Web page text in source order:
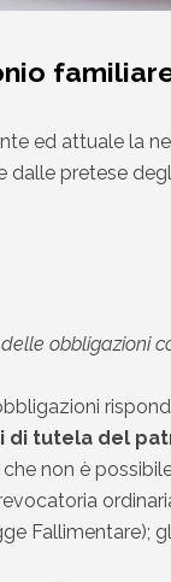
ed attuale la
pretese
obbligazioni
di tutela del
non è
Fallimentare);